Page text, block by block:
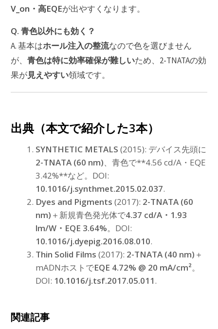
V_on・高EQEが出やすくなります。
Q. 青色以外にも効く？
A. 基本はホール注入の整流なので色を選びません
が、 青色は特に効率確保が難しいため、2-TNATAの効
果が見えやすい領域です。
出典（本文で紹介した3本）
SYNTHETIC METALS (2015): デバイス先頭に
2-TNATA (60 nm)、青色で**4.56 cd/A・EQE
3.42%**など。DOI:
10.1016/j.synthmet.2015.02.037.
Dyes and Pigments (2017): 2-TNATA (60
nm) ＋新規青色発光体で4.37 cd/A・1.93
lm/W・EQE 3.64%。DOI:
10.1016/j.dyepig.2016.08.010.
Thin Solid Films (2017): 2-TNATA (40 nm) ＋
mADNホストでEQE 4.72% @ 20 mA/cm²。
DOI: 10.1016/j.tsf.2017.05.011.
関連記事